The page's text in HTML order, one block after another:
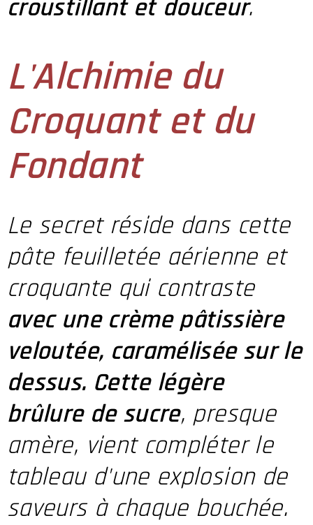
croustillant et douceur.
L'Alchimie du
Croquant et du
Fondant
Le secret réside dans cette
pâte feuilletée aérienne et
croquante qui contraste
avec une crème pâtissière
veloutée, caramélisée sur le
dessus. Cette légère
brûlure de sucre, presque
amère, vient compléter le
tableau d'une explosion de
saveurs à chaque bouchée.